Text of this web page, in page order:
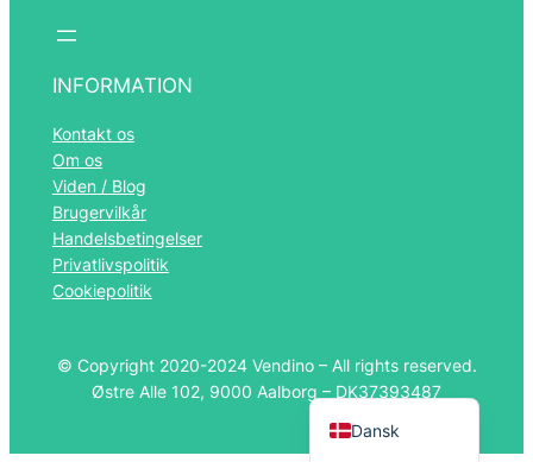
INFORMATION
Kontakt os
Om os
Viden / Blog
Brugervilkår
Handelsbetingelser
Privatlivspolitik
Cookiepolitik
© Copyright 2020-2024 Vendino – All rights reserved.
Østre Alle 102, 9000 Aalborg – DK37393487
Dansk
English (UK)